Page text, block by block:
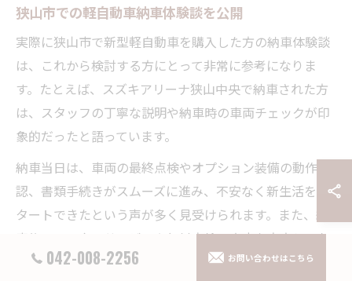
狭山市での軽自動車納車体験談を公開
実際に狭山市で新型軽自動車を購入した方の納車体験談
は、これから検討する方にとって非常に参考になりま
す。たとえば、スズキアリーナ狭山中央で納車された方
は、スタッフの丁寧な説明や納車時の車両チェックが印
象的だったと語っています。
納車当日は、車両の最終点検やオプション装備の動作確
認、書類手続きがスムーズに進み、不安なく新生活をス
タートできたという声が多く見受けられます。また、納
車後のアフターサービスや無料点検の案内も充実してお
り、初めての方でも安心して利用できる環境が整ってい
042-008-2256 お問い合わせはこちら